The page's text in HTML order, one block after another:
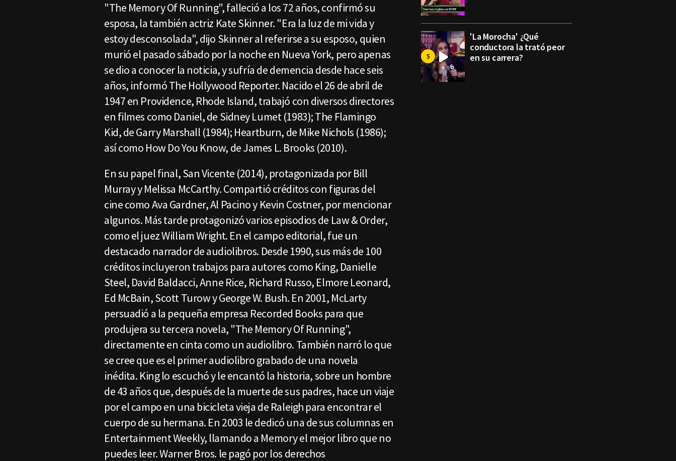
"The Memory Of Running", falleció a los 72 años, confirmó su
esposa, la también actriz Kate Skinner. "Era la luz de mi vida y
estoy desconsolada", dijo Skinner al referirse a su esposo, quien
murió el pasado sábado por la noche en Nueva York, pero apenas
se dio a conocer la noticia, y sufría de demencia desde hace seis
años, informó The Hollywood Reporter. Nacido el 26 de abril de
1947 en Providence, Rhode Island, trabajó con diversos directores
en filmes como Daniel, de Sidney Lumet (1983); The Flamingo
Kid, de Garry Marshall (1984); Heartburn, de Mike Nichols (1986);
así como How Do You Know, de James L. Brooks (2010).
En su papel final, San Vicente (2014), protagonizada por Bill
Murray y Melissa McCarthy. Compartió créditos con figuras del
cine como Ava Gardner, Al Pacino y Kevin Costner, por mencionar
algunos. Más tarde protagonizó varios episodios de Law & Order,
como el juez William Wright. En el campo editorial, fue un
destacado narrador de audiolibros. Desde 1990, sus más de 100
créditos incluyeron trabajos para autores como King, Danielle
Steel, David Baldacci, Anne Rice, Richard Russo, Elmore Leonard,
Ed McBain, Scott Turow y George W. Bush. En 2001, McLarty
persuadió a la pequeña empresa Recorded Books para que
produjera su tercera novela, "The Memory Of Running",
directamente en cinta como un audiolibro. También narró lo que
se cree que es el primer audiolibro grabado de una novela
inédita. King lo escuchó y le encantó la historia, sobre un hombre
de 43 años que, después de la muerte de sus padres, hace un viaje
por el campo en una bicicleta vieja de Raleigh para encontrar el
cuerpo de su hermana. En 2003 le dedicó una de sus columnas en
Entertainment Weekly, llamando a Memory el mejor libro que no
puedes leer. Warner Bros. le pagó por los derechos
'La Morocha' ¿Qué
conductora la trató peor
en su carrera?